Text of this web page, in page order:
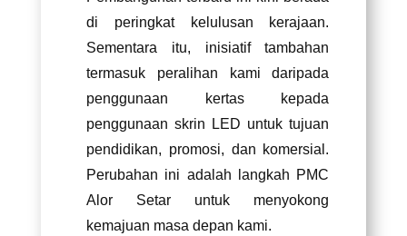
di peringkat kelulusan kerajaan.
Sementara itu, inisiatif tambahan
termasuk peralihan kami daripada
penggunaan kertas kepada
penggunaan skrin LED untuk tujuan
pendidikan, promosi, dan komersial.
Perubahan ini adalah langkah PMC
Alor Setar untuk menyokong
kemajuan masa depan kami.